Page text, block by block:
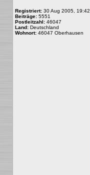
Registriert: 30 Aug 2005, 19:42
Beiträge: 5551
Postleitzahl: 46047
Land: Deutschland
Wohnort: 46047 Oberhausen